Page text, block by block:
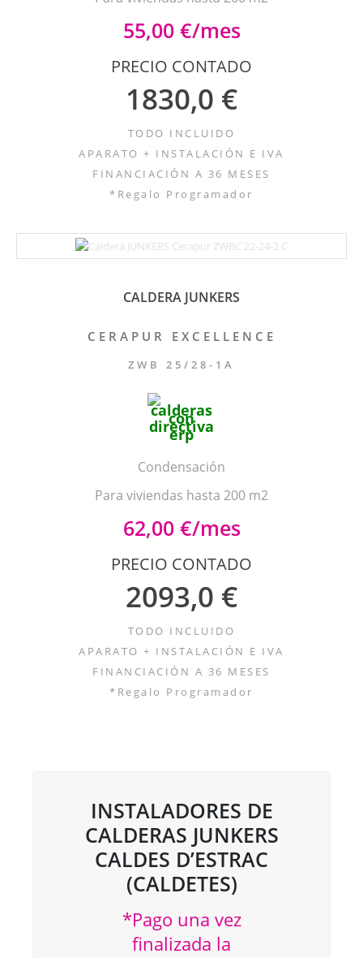
55,00 €/mes
PRECIO CONTADO
1830,0 €
TODO INCLUIDO
APARATO + INSTALACIÓN E IVA
FINANCIACIÓN A 36 MESES
*Regalo Programador
CALDERA JUNKERS
CERAPUR EXCELLENCE
ZWB 25/28-1A
Condensación
Para viviendas hasta 200 m2
62,00 €/mes
PRECIO CONTADO
2093,0 €
TODO INCLUIDO
APARATO + INSTALACIÓN E IVA
FINANCIACIÓN A 36 MESES
*Regalo Programador
INSTALADORES DE
CALDERAS JUNKERS
CALDES D’ESTRAC
(CALDETES)
*Pago una vez
finalizada la